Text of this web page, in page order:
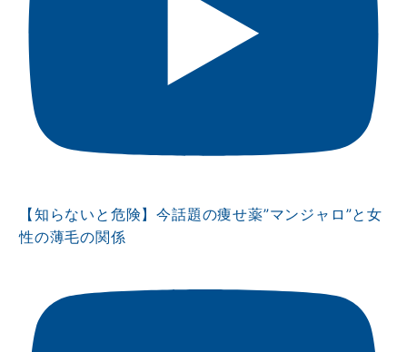
【知らないと危険】今話題の痩せ薬”マンジャロ”と女
性の薄毛の関係